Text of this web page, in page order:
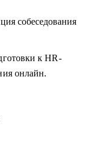
собеседования
к HR-
онлайн.